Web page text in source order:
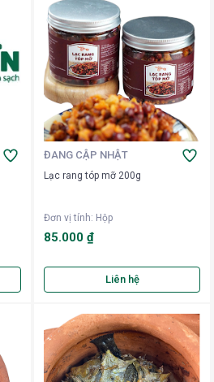
ĐANG CẬP NHẬT
Lạc rang tóp mỡ 200g
Đơn vị tính: Hộp
85.000 ₫
Liên hệ